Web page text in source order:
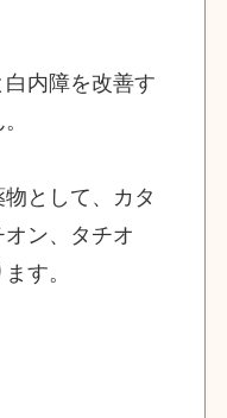
内障を改善す
として、カタ
ン、タチオ
す。